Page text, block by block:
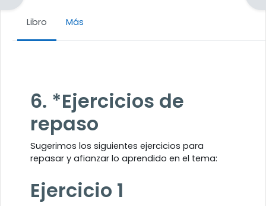
Libro Más
6. *Ejercicios de
repaso
Sugerimos los siguientes ejercicios para
repasar y afianzar lo aprendido en el tema:
Ejercicio 1